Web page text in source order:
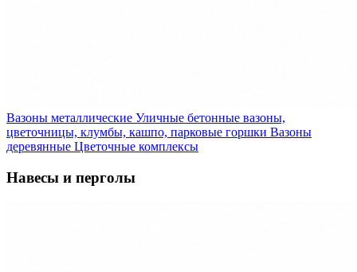
Вазоны металлические Уличные бетонные вазоны,
цветочницы, клумбы, кашпо, парковые горшки Вазоны
деревянные Цветочные комплексы
Навесы и перголы